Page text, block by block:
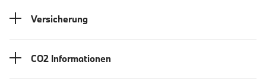
Versicherung
CO2 Informationen